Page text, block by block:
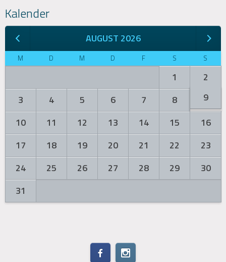
Kalender
AUGUST 2026
M D M D F S S
1
2
3
4 5 6 7 8
9
10
11 12 13 14 15
16
17
18 19 20 21 22
23
24
25 26 27 28 29
30
31